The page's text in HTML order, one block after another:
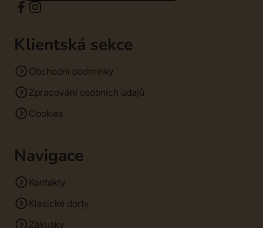
Klientská sekce
Obchodní podmínky
Zpracování osobních údajů
Cookies
Navigace
Kontakty
Klasické dorty
Zákusky